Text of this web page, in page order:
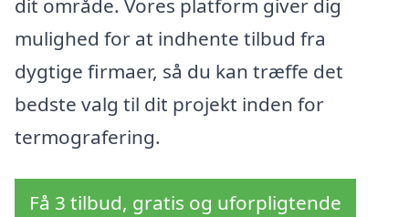
dit område. Vores platform giver dig
mulighed for at indhente tilbud fra
dygtige firmaer, så du kan træffe det
bedste valg til dit projekt inden for
termografering.
Få 3 tilbud, gratis og uforpligtende